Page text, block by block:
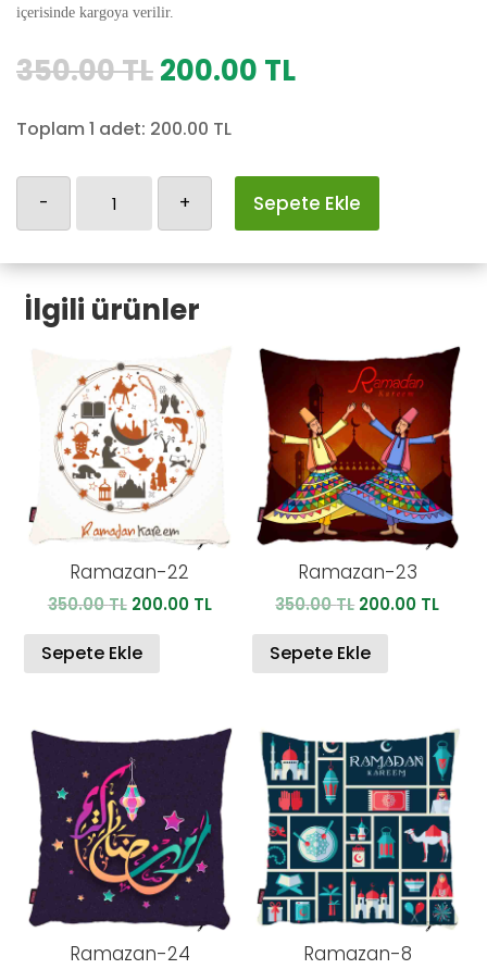
içerisinde kargoya verilir.
350.00TLOrijinal
350.00 TL.
200.00 TLŞu
Toplam 1 adet: 200.00 TL
- + Sepete Ekle
İlgili ürünler
Ramazan-22
350.00TL Orijinal
350.00 TL.
200.00 TLŞu
200.00 TL.
Sepete Ekle
Ramazan-23
350.00TL Orijinal
350.00 TL.
200.00 TLŞu
Sepete Ekle
Ramazan-24 Ramazan-8